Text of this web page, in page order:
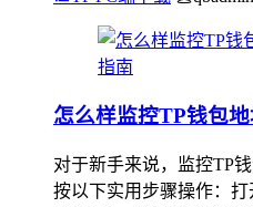
怎么样监控TP钱包
对于新手来说，监控TP
按以下实用步骤操作：打